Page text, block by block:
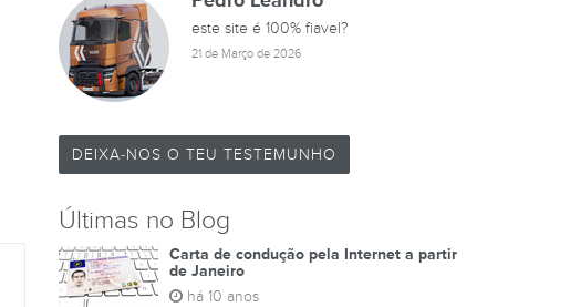
este site é 100% fiavel?
21 de Março de 2026
DEIXA-NOS O TEU TESTEMUNHO
Últimas no Blog
Carta de condução pela Internet a partir
de Janeiro
há 10 anos